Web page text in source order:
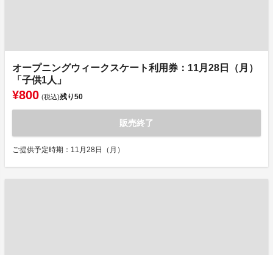
オープニングウィークスケート利用券：11月28日（月）
「子供1人」
¥800 (税込)残り50
販売終了
ご提供予定時期：11月28日（月）